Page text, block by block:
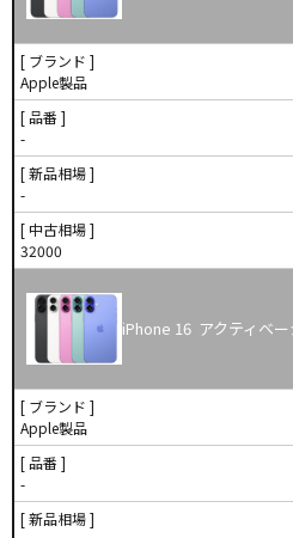
[ ブランド ]
Apple製品
[ 品番 ]
-
[ 新品相場 ]
-
[ 中古相場 ]
32000
iPhone 16 アクティベ
[ ブランド ]
Apple製品
[ 品番 ]
-
[ 新品相場 ]